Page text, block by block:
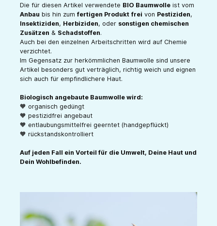
Die für diesen Artikel verwendete BIO Baumwolle ist vom
Anbau bis hin zum fertigen Produkt frei von Pestiziden,
Insektiziden, Herbiziden, oder sonstigen chemischen
Zusätzen & Schadstoffen.
Auch bei den einzelnen Arbeitschritten wird auf Chemie
verzichtet.
Im Gegensatz zur herkömmlichen Baumwolle sind unsere
Artikel besonders gut verträglich, richtig weich und eignen
sich auch für empfindlichere Haut.
Biologisch angebaute Baumwolle wird:
🧡 organisch gedüngt
🧡 pestizidfrei angebaut
🧡 entlaubungsmittelfrei geerntet (handgepflückt)
🧡 rückstandskontrolliert
Auf jeden Fall ein Vorteil für die Umwelt, Deine Haut und
Dein Wohlbefinden.